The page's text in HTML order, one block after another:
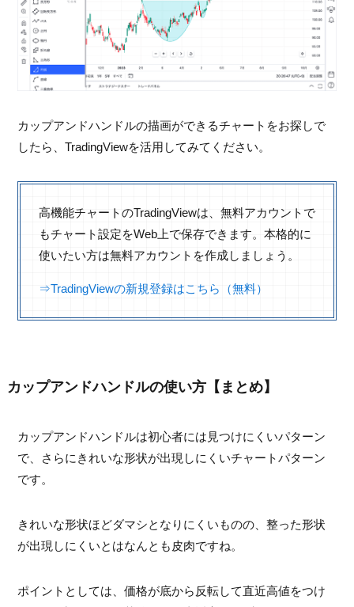
カップアンドハンドルの描画ができるチャートをお探しで
したら、TradingViewを活用してみてください。
高機能チャートのTradingViewは、無料アカウントで
もチャート設定をWeb上で保存できます。本格的に
使いたい方は無料アカウントを作成しましょう。
⇒TradingViewの新規登録はこちら（無料）
カップアンドハンドルの使い方【まとめ】
カップアンドハンドルは初心者には見つけにくいパターン
で、さらにきれいな形状が出現しにくいチャートパターン
です。
きれいな形状ほどダマシとなりにくいものの、整った形状
が出現しにくいとはなんとも皮肉ですね。
ポイントとしては、価格が底から反転して直近高値をつけ